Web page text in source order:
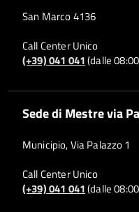
San Marco 4136
Call Center Unico
(+39) 041 041(dalle
Sede di Mestre via
Municipio, Via Palazzo 1
Call Center Unico
(+39) 041 041(dalle